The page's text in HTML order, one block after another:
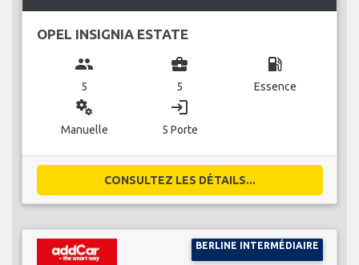
OPEL INSIGNIA ESTATE
group
5
business_center
5
local_gas_station
Essence
miscellaneous_services
Manuelle
login
5 Porte
CONSULTEZ LES DÉTAILS...
BERLINE INTERMÉDIAIRE